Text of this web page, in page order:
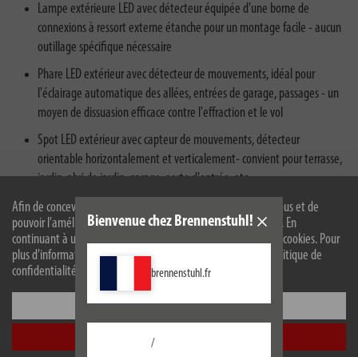
Afin de concevoir notre site web de manière optimale pour vous et de
pouvoir l'améliorer en permanence, nous utilisons des cookies. En
continuant à utiliser le site web, vous acceptez l'utilisation de cookies. Pour
plus d'informations sur les cookies, veuillez consulter notre politique de
confidentialité.
Configurer
Accepter tout
Bienvenue chez Brennenstuhl!
brennenstuhl.fr
/
Lampe extérieure LED avec détecteur équipée d'une borne de
connexions à ressort externe étanche pour un montage facile - aucun
outillage spécifique nécessaire
Phare LED extérieur avec détecteur de mouvements, idéal pour
l'éclairage automatique des allées, entrées de garage, passages - un
moyen de dissuasion efficace contre l'effraction et le vol
Spot LED extérieur avec capteur de mouvements, détecteur
orientable horizontalement et verticalement- convient pour terrasse,
jardin, abri de jardin, garage, porte d'entrée, etc
Fiche produit UE